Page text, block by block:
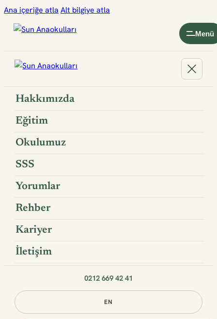
Ana içeriğe atla Alt bilgiye atla
Menü
Hakkımızda
Eğitim
Okulumuz
SSS
Yorumlar
Rehber
Kariyer
İletişim
0212 669 42 41
EN